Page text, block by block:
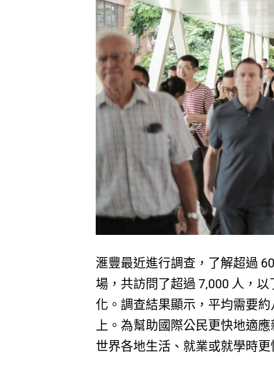
滙豐最近進行調查，了解超過
場，共訪問了超過 7,000 人，
化。調查結果顯示，平均需要
上。為幫助國際公民更快地適
世界各地生活、就業或就學時更